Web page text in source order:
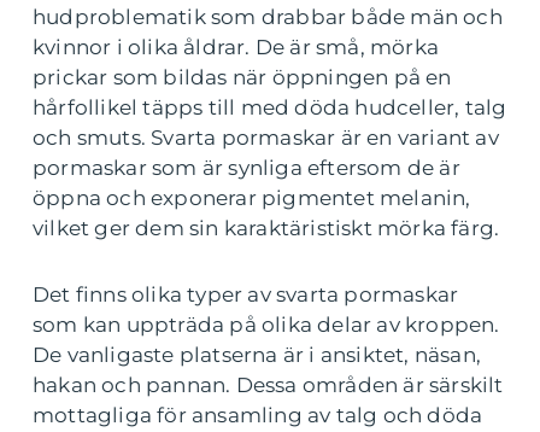
hudproblematik som drabbar både män och
kvinnor i olika åldrar. De är små, mörka
prickar som bildas när öppningen på en
hårfollikel täpps till med döda hudceller, talg
och smuts. Svarta pormaskar är en variant av
pormaskar som är synliga eftersom de är
öppna och exponerar pigmentet melanin,
vilket ger dem sin karaktäristiskt mörka färg.
Det finns olika typer av svarta pormaskar
som kan uppträda på olika delar av kroppen.
De vanligaste platserna är i ansiktet, näsan,
hakan och pannan. Dessa områden är särskilt
mottagliga för ansamling av talg och döda